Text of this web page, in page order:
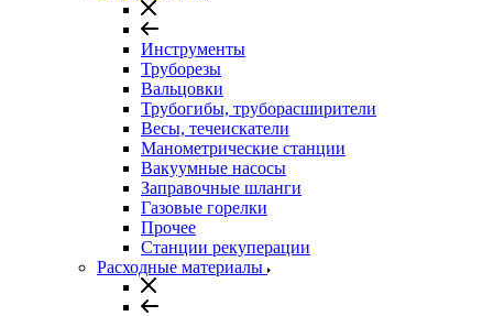
Инструменты
Труборезы
Вальцовки
Трубогибы, труборасширители
Весы, течеискатели
Манометрические станции
Вакуумные насосы
Заправочные шланги
Газовые горелки
Прочее
Станции рекуперации
Расходные материалы